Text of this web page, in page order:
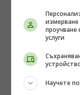
проучване
услуги
Научете